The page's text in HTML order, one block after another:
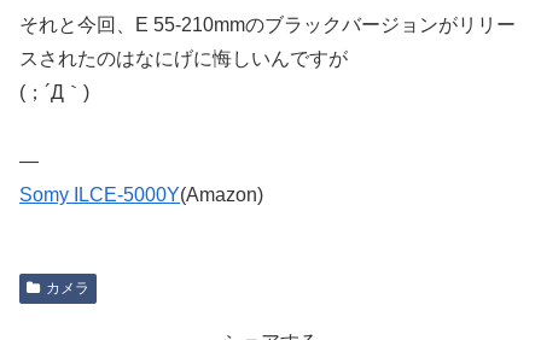
それと今回、E 55-210mmのブラックバージョンがリリー
スされたのはなにげに悔しいんですが
(；´Д｀)
—
Somy ILCE-5000Y(Amazon)
カメラ